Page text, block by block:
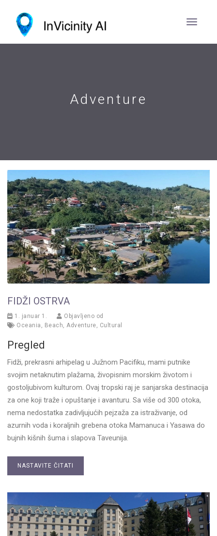
Adventure
FIDŽI OSTRVA
1. januar 1.
Objavljeno od
Oceania
Beach Adventure Cultural
Pregled
Fidži, prekrasni arhipelag u Južnom Pacifiku, mami putnike
svojim netaknutim plažama, živopisnim morskim životom i
gostoljubivom kulturom. Ovaj tropski raj je sanjarska destinacija
za one koji traže i opuštanje i avanturu. Sa više od 300 otoka,
nema nedostatka zadivljujućih pejzaža za istraživanje, od
azurnih voda i koraljnih grebena otoka Mamanuca i Yasawa do
bujnih kišnih šuma i slapova Taveunija.
NASTAVITE ČITATI